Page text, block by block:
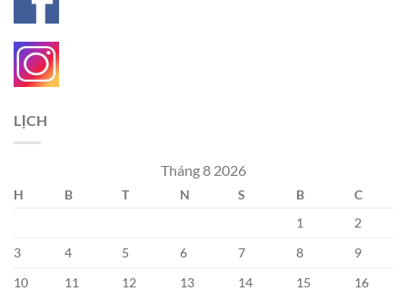
LỊCH
Tháng 8 2026
H B T N S B
C
1
2
3
4 5 6 7 8
9
10
11 12 13 14 15
16